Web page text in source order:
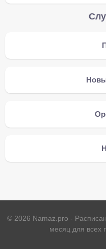
© 2026 Namaz.pro -
месяц для всех